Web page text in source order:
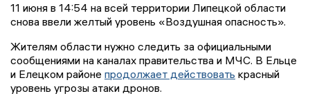
11 июня в 14:54 на всей территории Липецкой области
снова ввели желтый уровень «Воздушная опасность».
Жителям области нужно следить за официальными
сообщениями на каналах правительства и МЧС. В Ельце
и Елецком районе продолжает действовать красный
уровень угрозы атаки дронов.